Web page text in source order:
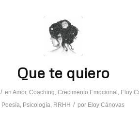
Que te quiero
/ en Amor, Coaching, Crecimento Emocional , Eloy
Poesía, Psicología, RRHH / por Eloy Cánovas